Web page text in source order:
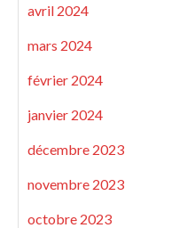
avril 2024
mars 2024
février 2024
janvier 2024
décembre 2023
novembre 2023
octobre 2023